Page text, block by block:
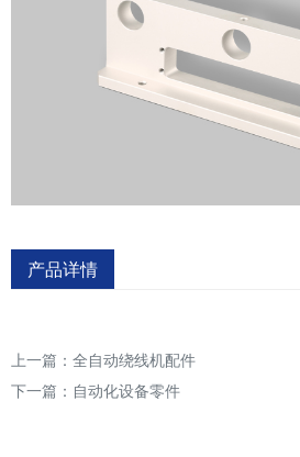
产品详情
上一篇： 全自动绕线机配件
下一篇： 自动化设备零件